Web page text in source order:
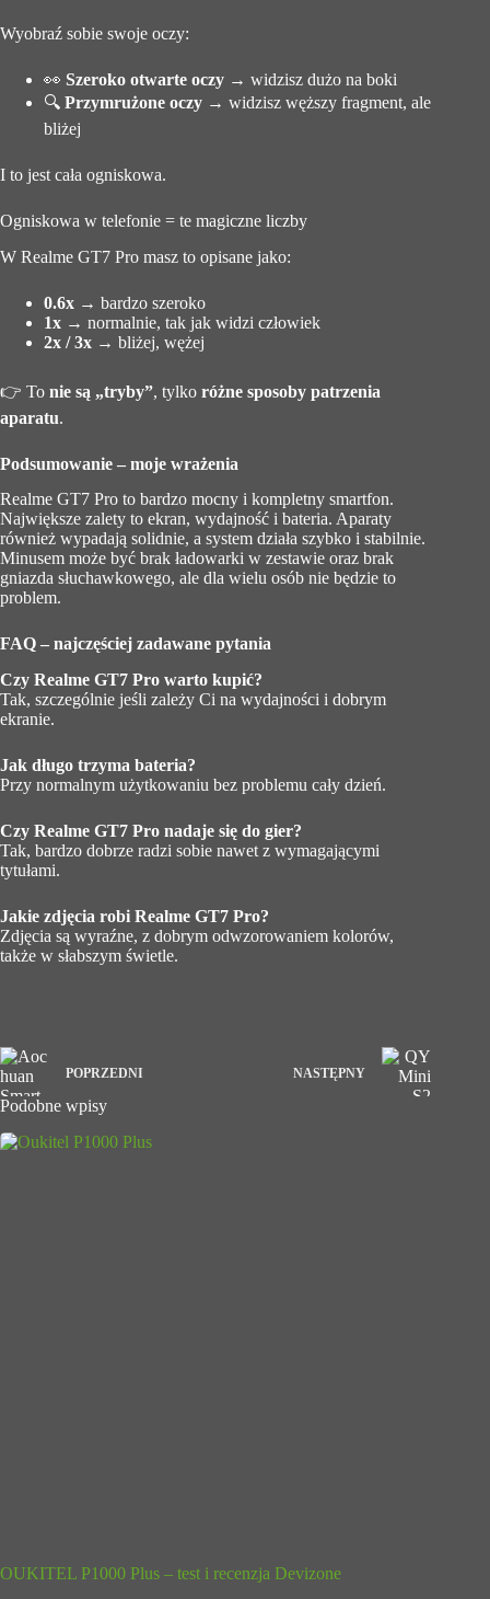
Wyobraź sobie swoje oczy:
👀 Szeroko otwarte oczy → widzisz dużo na boki
🔍 Przymrużone oczy → widzisz węższy fragment, ale
bliżej
I to jest cała ogniskowa.
Ogniskowa w telefonie = te magiczne liczby
W Realme GT7 Pro masz to opisane jako:
0.6x → bardzo szeroko
1x → normalnie, tak jak widzi człowiek
2x / 3x → bliżej, wężej
👉 To nie są „tryby”, tylko różne sposoby patrzenia
aparatu.
Podsumowanie – moje wrażenia
Realme GT7 Pro to bardzo mocny i kompletny smartfon.
Największe zalety to ekran, wydajność i bateria. Aparaty
również wypadają solidnie, a system działa szybko i stabilnie.
Minusem może być brak ładowarki w zestawie oraz brak
gniazda słuchawkowego, ale dla wielu osób nie będzie to
problem.
FAQ – najczęściej zadawane pytania
Czy Realme GT7 Pro warto kupić?
Tak, szczególnie jeśli zależy Ci na wydajności i dobrym
ekranie.
Jak długo trzyma bateria?
Przy normalnym użytkowaniu bez problemu cały dzień.
Czy Realme GT7 Pro nadaje się do gier?
Tak, bardzo dobrze radzi sobie nawet z wymagającymi
tytułami.
Jakie zdjęcia robi Realme GT7 Pro?
Zdjęcia są wyraźne, z dobrym odwzorowaniem kolorów,
także w słabszym świetle.
POPRZEDNI NASTĘPNY
Podobne wpisy
OUKITEL P1000 Plus – test i recenzja Devizone